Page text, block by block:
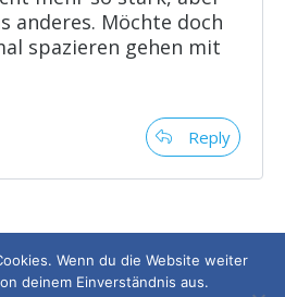
anderes. Möchte doch
spazieren gehen mit
Reply
Mein lieber Hund
Wenn du die Website weiter
deinem Einverständnis aus.